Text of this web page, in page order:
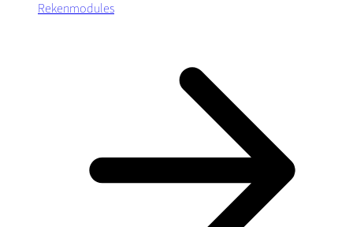
Rekenmodules